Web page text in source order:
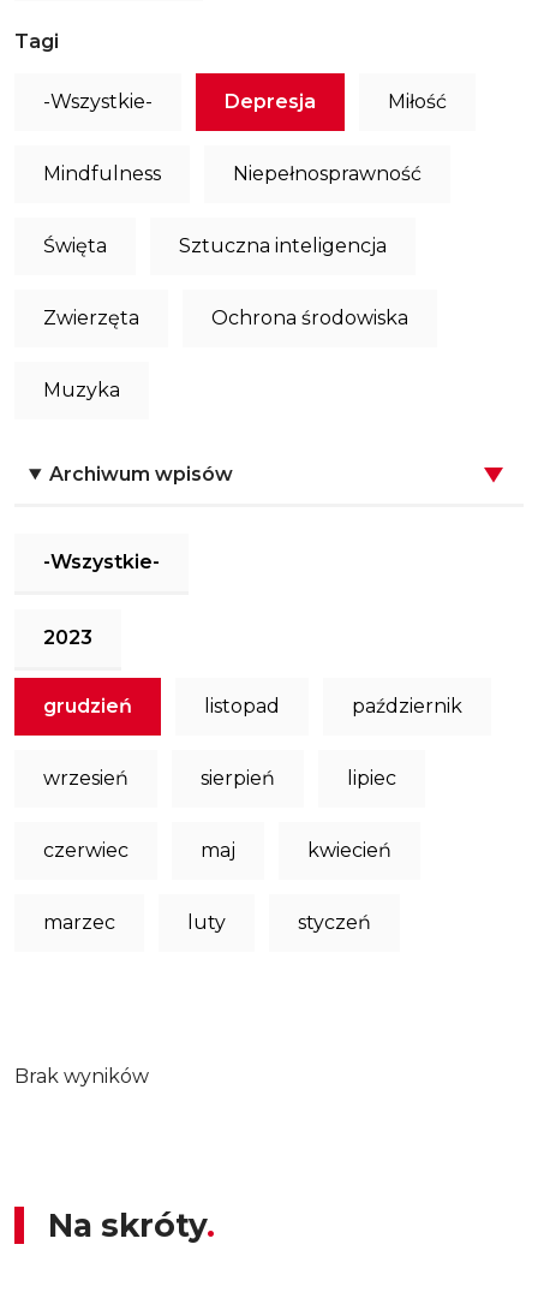
Tagi
-Wszystkie- Depresja Miłość
Mindfulness Niepełnosprawność
Święta Sztuczna inteligencja
Zwierzęta Ochrona środowiska
Muzyka
Archiwum wpisów
-Wszystkie-
2023
grudzień listopad październik
wrzesień sierpień lipiec
czerwiec maj kwiecień
marzec luty styczeń
Brak wyników
Na skróty